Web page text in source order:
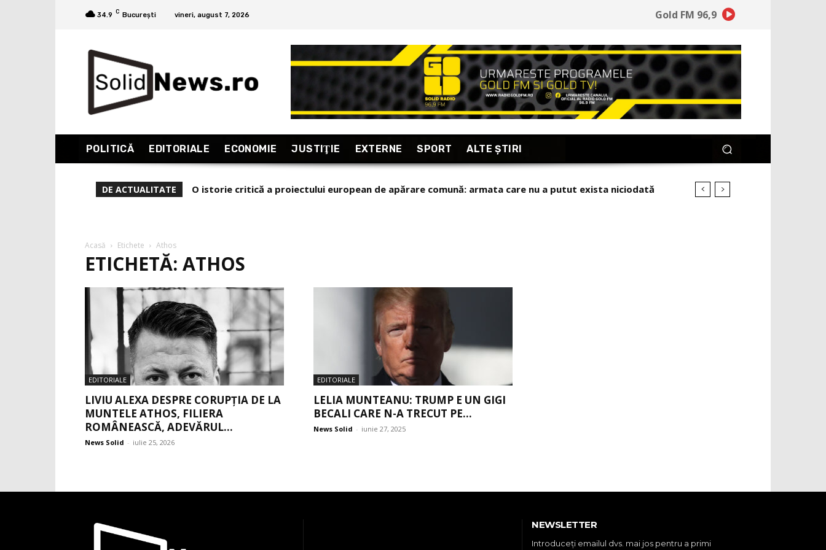
34.9 C București vineri, august 7, 2026 Gold FM 96,9
POLITICĂ EDITORIALE ECONOMIE JUSTIŢIE EXTERNE SPORT ALTE ŞTIRI
DE ACTUALITATE O istorie critică a proiectului european de apărare comună: armata care nu a putut exista niciodată
Acasă Etichete Athos
ETICHETĂ: ATHOS
EDITORIALE
LIVIU ALEXA DESPRE CORUPȚIA DE LA
MUNTELE ATHOS, FILIERA
ROMÂNEASCĂ, ADEVĂRUL...
News Solid - iulie 25, 2026
EDITORIALE
LELIA MUNTEANU: TRUMP E UN GIGI
BECALI CARE N-A TRECUT PE...
News Solid - iunie 27, 2025
NEWSLETTER
Introduceţi emailul dvs. mai jos pentru a primi